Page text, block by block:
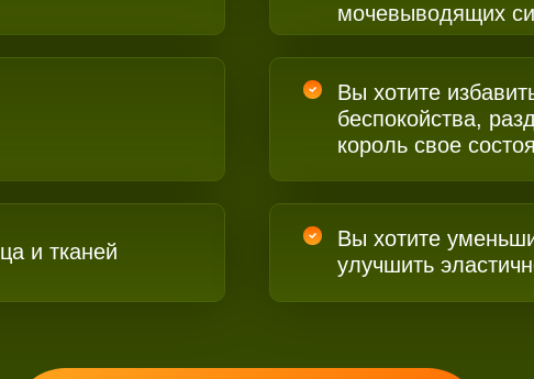
мочевыводящих
Вы хотите
беспокойства,
король свое
и тканей
Вы хотите
улучшить